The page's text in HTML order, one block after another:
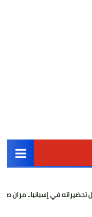
مصر
مران صباحي قوي